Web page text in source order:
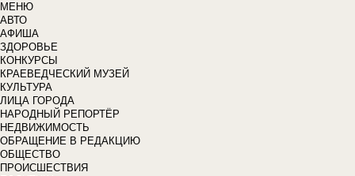
МЕНЮ
АВТО
АФИША
ЗДОРОВЬЕ
КОНКУРСЫ
КРАЕВЕДЧЕСКИЙ МУЗЕЙ
КУЛЬТУРА
ЛИЦА ГОРОДА
НАРОДНЫЙ РЕПОРТЁР
НЕДВИЖИМОСТЬ
ОБРАЩЕНИЕ В РЕДАКЦИЮ
ОБЩЕСТВО
ПРОИСШЕСТВИЯ